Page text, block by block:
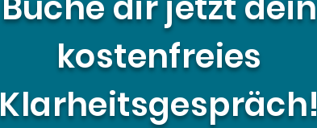
kostenfreies
Klarheitsgespräch!